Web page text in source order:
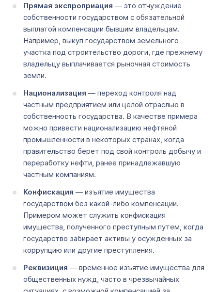
Прямая экспроприация — это отчуждение
собственности государством с обязательной
выплатой компенсации бывшим владельцам.
Например, выкуп государством земельного
участка под строительство дороги, где прежнему
владельцу выплачивается рыночная стоимость
земли.
Национализация — переход контроля над
частным предприятием или целой отраслью в
собственность государства. В качестве примера
можно привести национализацию нефтяной
промышленности в некоторых странах, когда
правительство берет под свой контроль добычу и
переработку нефти, ранее принадлежавшую
частным компаниям.
Конфискация — изъятие имущества
государством без какой-либо компенсации.
Примером может служить конфискация
имущества, полученного преступным путем, когда
государство забирает активы у осужденных за
коррупцию или другие преступления.
Реквизиция — временное изъятие имущества для
общественных нужд, часто в чрезвычайных